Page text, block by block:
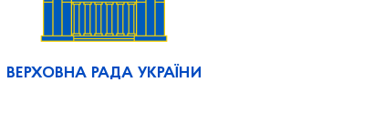
ВЕРХОВНА РАДА УКРАЇНИ